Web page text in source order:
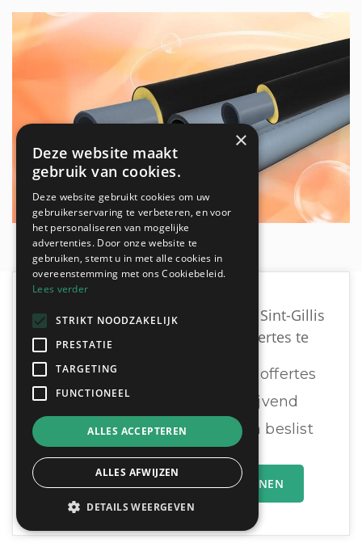
Vind een geschikte loodgieter in Sint-Gillis
door vrijblijvend meerdere offertes te
vergelijken:
Ontvang tot 3 offertes
Gratis & Vrijblijvend
U vergelijkt en beslist
MIJN OFFERTEAANVRAAG INDIENEN
×
Deze website maakt
gebruik van cookies.
Deze website gebruikt cookies om uw
gebruikerservaring te verbeteren, en voor
het personaliseren van mogelijke
advertenties. Door onze website te
gebruiken, stemt u in met alle cookies in
overeenstemming met ons Cookiebeleid.
Lees verder
STRIKT NOODZAKELIJK
PRESTATIE
TARGETING
FUNCTIONEEL
ALLES ACCEPTEREN
ALLES AFWIJZEN
DETAILS WEERGEVEN